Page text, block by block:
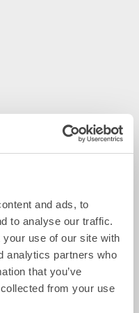
and ads, to
to analyse our traffic.
use of our site with
analytics partners who
that you’ve
from your use